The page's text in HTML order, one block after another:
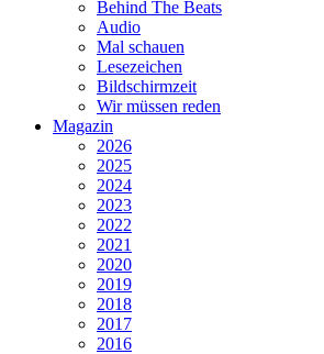
Behind The Beats
Audio
Mal schauen
Lesezeichen
Bildschirmzeit
Wir müssen reden
Magazin
2026
2025
2024
2023
2022
2021
2020
2019
2018
2017
2016